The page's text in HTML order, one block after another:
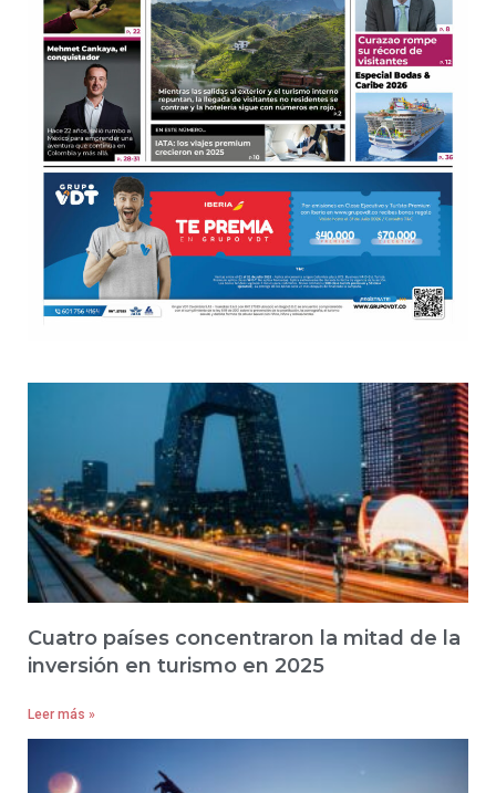
Cuatro países concentraron la mitad de la
inversión en turismo en 2025
Leer más »